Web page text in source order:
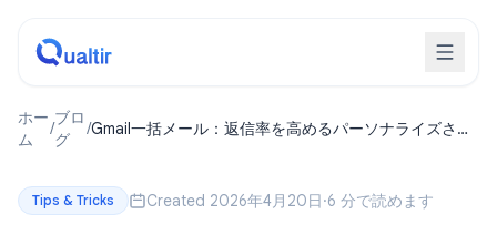
ホー
ム
/
ブロ
グ
/Gmail一括メール：返信率を高めるパーソナライズされ
Tips & Tricks Created 2026年4月20日·6 分で読めます